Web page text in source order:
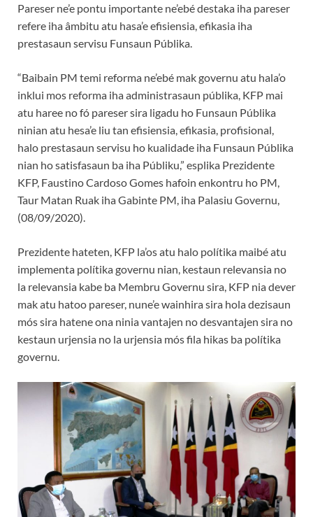
Pareser ne’e pontu importante ne’ebé destaka iha pareser
refere iha âmbitu atu hasa’e efisiensia, efikasia iha
prestasaun servisu Funsaun Públika.
“Baibain PM temi reforma ne’ebé mak governu atu hala’o
inklui mos reforma iha administrasaun públika, KFP mai
atu haree no fó pareser sira ligadu ho Funsaun Públika
ninian atu hesa’e liu tan efisiensia, efikasia, profisional,
halo prestasaun servisu ho kualidade iha Funsaun Públika
nian ho satisfasaun ba iha Públiku,” esplika Prezidente
KFP, Faustino Cardoso Gomes hafoin enkontru ho PM,
Taur Matan Ruak iha Gabinte PM, iha Palasiu Governu,
(08/09/2020).
Prezidente hateten, KFP la’os atu halo polítika maibé atu
implementa polítika governu nian, kestaun relevansia no
la relevansia kabe ba Membru Governu sira, KFP nia dever
mak atu hatoo pareser, nune’e wainhira sira hola dezisaun
mós sira hatene ona ninia vantajen no desvantajen sira no
kestaun urjensia no la urjensia mós fila hikas ba polítika
governu.